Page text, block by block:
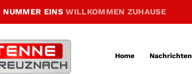
NUMMER EINSWILLKOMMEN ZUHAUSE
Home Nachrichten